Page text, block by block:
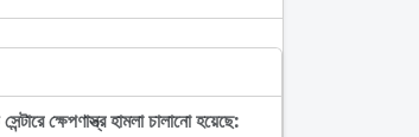
ক্ষেপণাস্ত্র হামলা চালানো হয়েছে: